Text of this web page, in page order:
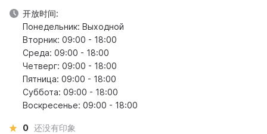
开放时间:
Понедельник: Выходной
Вторник: 09:00 - 18:00
Среда: 09:00 - 18:00
Четверг: 09:00 - 18:00
Пятница: 09:00 - 18:00
Суббота: 09:00 - 18:00
Воскресенье: 09:00 - 18:00
0 还没有印象